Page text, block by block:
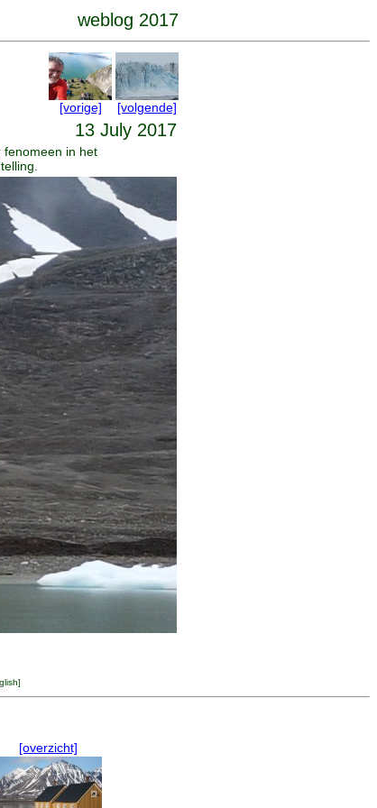
weblog 2017
[vorige] [volgende]
13 July 2017
fenomeen in het
]
[overzicht]